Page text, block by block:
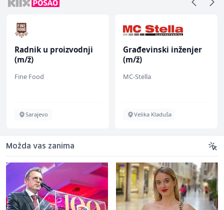
Radnik u proizvodnji
(m/ž)
Fine Food
Sarajevo
Građevinski inženjer
(m/ž)
MC-Stella
Velika Kladuša
Možda vas zanima